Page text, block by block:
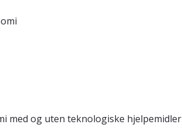
med og uten teknologiske hjelpemidler